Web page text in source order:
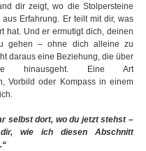
dir zeigt, wo die Stolpersteine
aus Erfahrung. Er teilt mit dir, was
hat. Und er ermutigt dich, deinen
gehen – ohne dich alleine zu
daraus eine Beziehung, die über
hinausgeht. Eine Art
Vorbild oder Kompass in einem
selbst dort, wo du jetzt stehst –
wie ich diesen Abschnitt